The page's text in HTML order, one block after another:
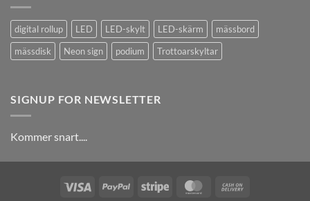
digital rollup LED LED-skylt LED-skärm
mässbord
mässdisk
Neon sign podium Trottoarskyltar
SIGNUP FOR NEWSLETTER
Kommer snart....
Visa PayPal Stripe MasterCard